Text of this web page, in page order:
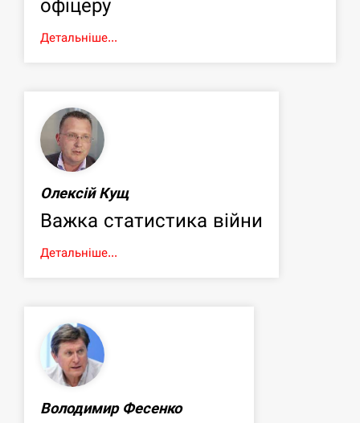
офіцеру
Детальніше...
Олексій Кущ
Важка статистика війни
Детальніше...
Володимир Фесенко